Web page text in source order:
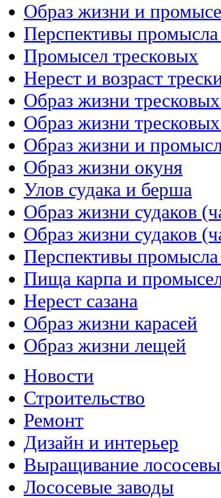
Образ жизни и
Перспективы
Промысел тресковых
Нерест и возраст
Образ жизни
Образ жизни
Образ жизни и
Образ жизни окуня
Улов судака и берша
Образ жизни судаков
Образ жизни судаков
Перспективы промысла
Пища карпа и промысел
Нерест сазана
Образ жизни карасей
Образ жизни лещей
Новости
Строительство
Ремонт
Дизайн и интерьер
Выращивание
Лососевые заводы